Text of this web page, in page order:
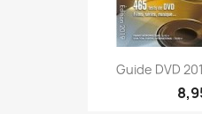
Guide DVD